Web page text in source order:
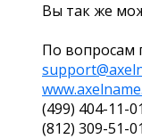
Вы так же
По вопросам
(499) 404-11-01
(812) 309-51-01